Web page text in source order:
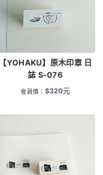
【YOHAKU】原木印章 日
誌 S-076
會員價： $320元